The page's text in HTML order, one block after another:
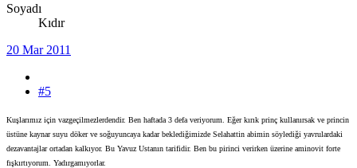
Soyadı
Kıdır
20 Mar 2011
#5
Kuşlarımız için vazgeçilmezlerdendir. Ben haftada 3 defa veriyorum. Eğer kırık prinç kullanırsak ve princin
üstüne kaynar suyu döker ve soğuyuncaya kadar beklediğimizde Selahattin abimin söylediği yavrulardaki
dezavantajlar ortadan kalkıyor. Bu Yavuz Ustanın tarifidir. Ben bu pirinci verirken üzerine aminovit forte
fışkırtıyorum. Yadırgamıyorlar.